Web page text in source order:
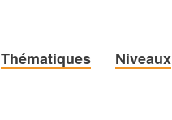
Thématiques Niveaux